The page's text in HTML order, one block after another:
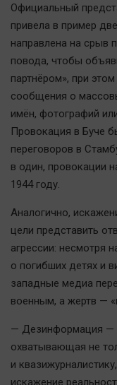
Банки
Медиаграмотность
Медицина
Новости компаний
Прогулки по городу Ч
Спецпроект
Статистика
Челябинск
Другие рубрики
Bookworms
English version
Online-консультация
Блогеркуль
Вирус чтения
Официальный
привела в пример
направлена на срыв
повода, чтобы
партнёром», при
сообщения о
имён, фотографий
Провокация в Буче
переговоров в
в один, провокации
1944 году.
Аналогично,
цели представить
агрессии: несмотря
о погибших детях и
западные медиа
военным, а жертв —
— Дезинформация —
охватывающая не
и
искажение